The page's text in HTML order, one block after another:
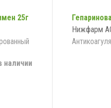
25г
наличии
Нижфарм